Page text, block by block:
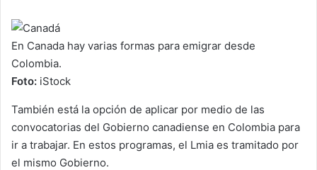
En Canada hay varias formas para emigrar desde
Colombia.
Foto: iStock
También está la opción de aplicar por medio de las
convocatorias del Gobierno canadiense en Colombia para
ir a trabajar. En estos programas, el Lmia es tramitado por
el mismo Gobierno.